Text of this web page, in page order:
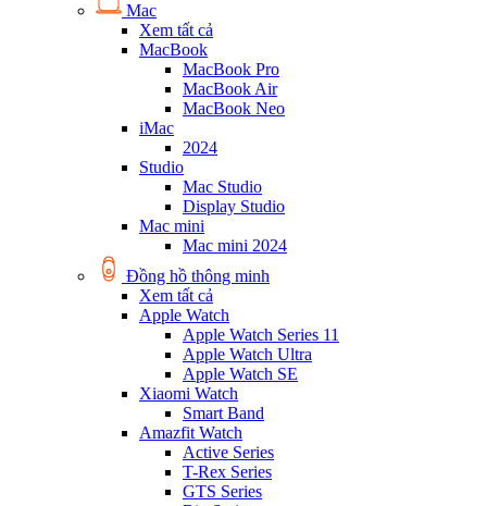
Mac
Xem tất cả
MacBook
MacBook Pro
MacBook Air
MacBook Neo
iMac
2024
Studio
Mac Studio
Display Studio
Mac mini
Mac mini 2024
Đồng hồ thông minh
Xem tất cả
Apple Watch
Apple Watch Series 11
Apple Watch Ultra
Apple Watch SE
Xiaomi Watch
Smart Band
Amazfit Watch
Active Series
T-Rex Series
GTS Series